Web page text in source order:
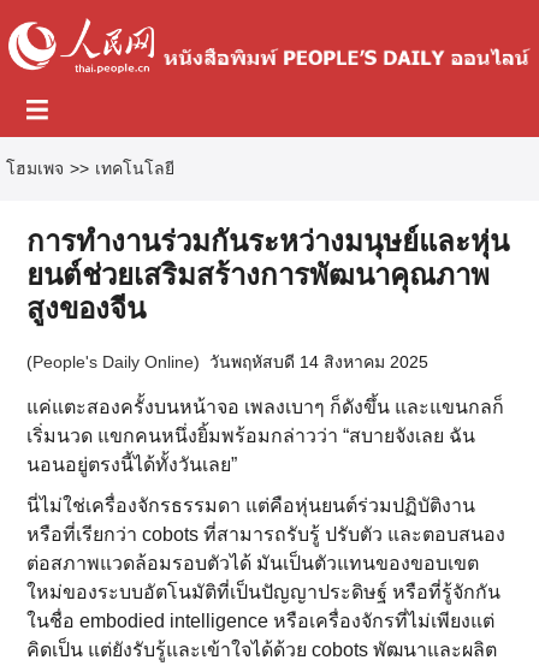
โฮมเพจ >> เทคโนโลยี
การทำงานร่วมกันระหว่างมนุษย์และหุ่น
ยนต์ช่วยเสริมสร้างการพัฒนาคุณภาพ
สูงของจีน
(People's Daily Online) วันพฤหัสบดี 14 สิงหาคม 2025
แค่แตะสองครั้งบนหน้าจอ เพลงเบาๆ ก็ดังขึ้น และแขนกลก็
เริ่มนวด แขกคนหนึ่งยิ้มพร้อมกล่าวว่า “สบายจังเลย ฉัน
นอนอยู่ตรงนี้ได้ทั้งวันเลย”
นี่ไม่ใช่เครื่องจักรธรรมดา แต่คือหุ่นยนต์ร่วมปฏิบัติงาน
หรือที่เรียกว่า cobots ที่สามารถรับรู้ ปรับตัว และตอบสนอง
ต่อสภาพแวดล้อมรอบตัวได้ มันเป็นตัวแทนของขอบเขต
ใหม่ของระบบอัตโนมัติที่เป็นปัญญาประดิษฐ์ หรือที่รู้จักกัน
ในชื่อ embodied intelligence หรือเครื่องจักรที่ไม่เพียงแต่
คิดเป็น แต่ยังรับรู้และเข้าใจได้ด้วย cobots พัฒนาและผลิต